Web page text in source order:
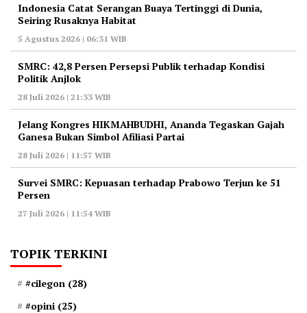
Indonesia Catat Serangan Buaya Tertinggi di Dunia,
Seiring Rusaknya Habitat
5 Agustus 2026 | 06:31 WIB
‎SMRC: 42,8 Persen Persepsi Publik terhadap Kondisi
Politik Anjlok
28 Juli 2026 | 21:33 WIB
‎Jelang Kongres HIKMAHBUDHI, Ananda Tegaskan Gajah
Ganesa Bukan Simbol Afiliasi Partai
28 Juli 2026 | 11:57 WIB
‎Survei SMRC: Kepuasan terhadap Prabowo Terjun ke 51
Persen
27 Juli 2026 | 11:54 WIB
TOPIK TERKINI
#cilegon (28)
#opini (25)